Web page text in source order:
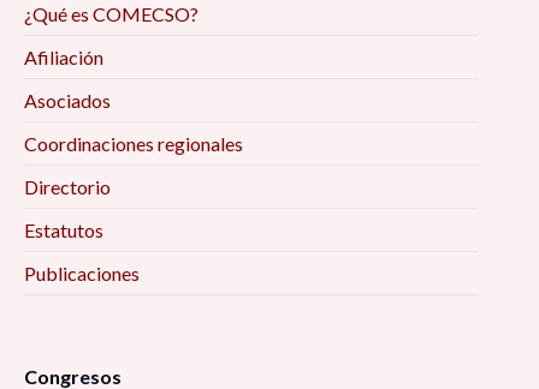
¿Qué es COMECSO?
Afiliación
Asociados
Coordinaciones regionales
Directorio
Estatutos
Publicaciones
Congresos